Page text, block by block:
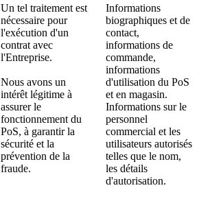
Un tel traitement est
nécessaire pour
l'exécution d'un
contrat avec
l'Entreprise.
Nous avons un
intérêt légitime à
assurer le
fonctionnement du
PoS, à garantir la
sécurité et la
prévention de la
fraude.
Informations
biographiques et de
contact,
informations de
commande,
informations
d'utilisation du PoS
et en magasin.
Informations sur le
personnel
commercial et les
utilisateurs autorisés
telles que le nom,
les détails
d'autorisation.